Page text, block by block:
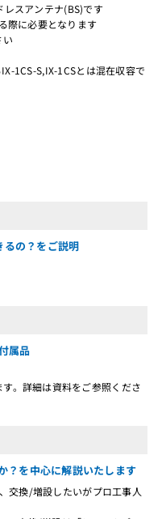
スアンテナ(BS)です
際に必要となります
い
1CS-S,IX-1CSとは混在収容で
るの？をご説明
属品
。詳細は資料をご参照くださ
？を中心に解説いたします
交換/増設したいがプロ工事人